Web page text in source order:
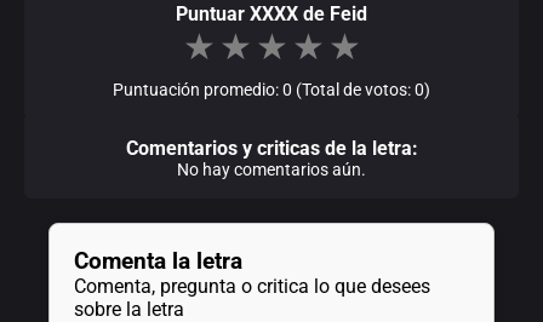
Puntuar XXXX de Feid
★ ★ ★ ★ ★
Puntuación promedio: 0 (Total de votos: 0)
Comentarios y criticas de la letra:
No hay comentarios aún.
Comenta la letra
Comenta, pregunta o critica lo que desees
sobre la letra